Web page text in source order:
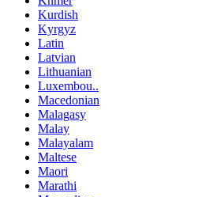
Kurdish
Kyrgyz
Latin
Latvian
Lithuanian
Luxembou..
Macedonian
Malagasy
Malay
Malayalam
Maltese
Maori
Marathi